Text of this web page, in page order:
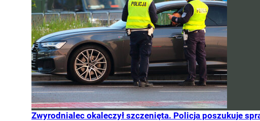
Zwyrodnialec okaleczył szczenięta. Policja poszukuje